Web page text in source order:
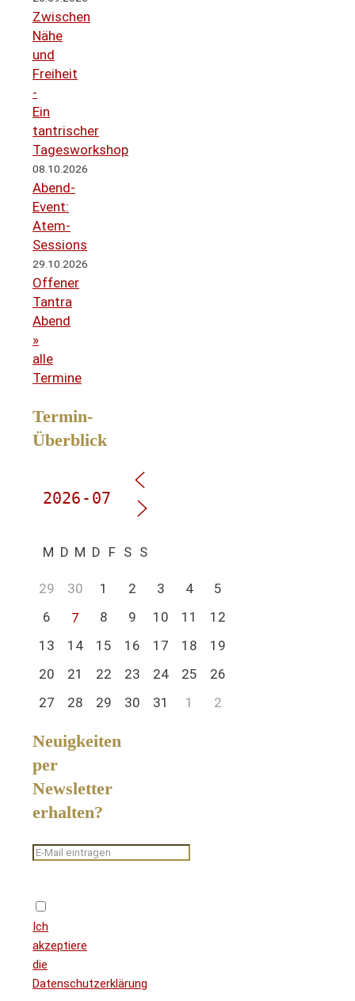
Zwischen
Nähe
und
Freiheit
-
Ein
tantrischer
Tagesworkshop
08.10.2026
Abend-
Event:
Atem-
Sessions
29.10.2026
Offener
Tantra
Abend
»
alle
Termine
Termin-
Überblick
M D M D F S S
29 30 1 2 3 4
5
6
7 8 9 10 11
12
13
14 15 16 17 18
19
20
21 22 23 24 25
26
27
28 29 30 31 1 2
Neuigkeiten
per
Newsletter
erhalten?
Ich
akzeptiere
die
Datenschutzerklärung